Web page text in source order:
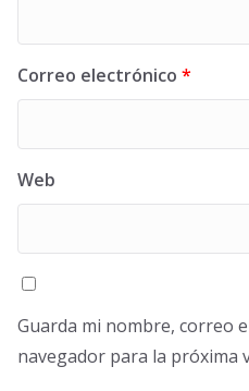
Correo electrónico *
Web
Guarda mi nombre, correo
navegador para la próxima